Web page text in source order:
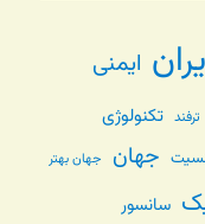
ایمنی
ترفند تکنولوژی
جهان جهان بهتر
سانسور